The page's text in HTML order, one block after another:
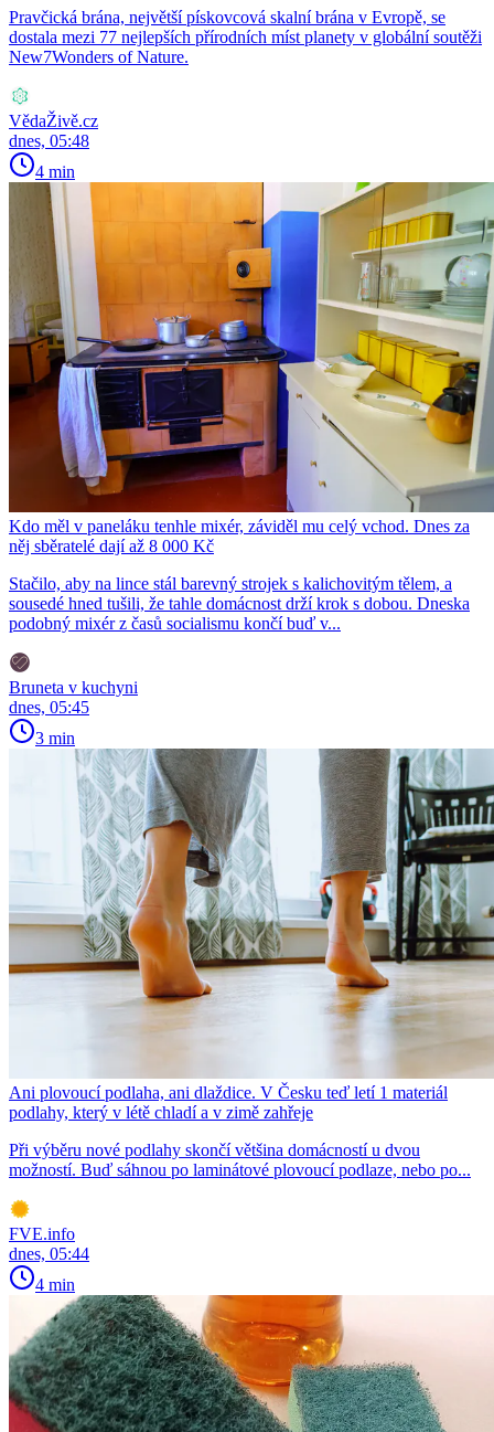
Pravčická brána, největší pískovcová skalní brána v Evropě, se
dostala mezi 77 nejlepších přírodních míst planety v globální soutěži
New7Wonders of Nature.
VědaŽivě.cz
dnes, 05:48
4 min
Kdo měl v paneláku tenhle mixér, záviděl mu celý vchod. Dnes za
něj sběratelé dají až 8 000 Kč
Stačilo, aby na lince stál barevný strojek s kalichovitým tělem, a
sousedé hned tušili, že tahle domácnost drží krok s dobou. Dneska
podobný mixér z časů socialismu končí buď v...
Bruneta v kuchyni
dnes, 05:45
3 min
Ani plovoucí podlaha, ani dlaždice. V Česku teď letí 1 materiál
podlahy, který v létě chladí a v zimě zahřeje
Při výběru nové podlahy skončí většina domácností u dvou
možností. Buď sáhnou po laminátové plovoucí podlaze, nebo po...
FVE.info
dnes, 05:44
4 min